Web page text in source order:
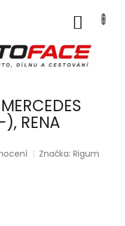
RENA
Značka:Rigum